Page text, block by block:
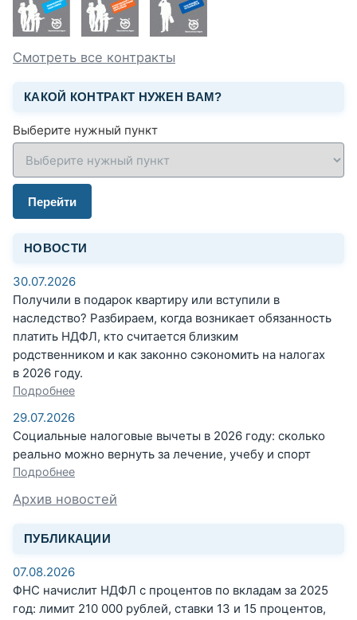
Смотреть все контракты
КАКОЙ КОНТРАКТ НУЖЕН ВАМ?
Выберите нужный пункт
Перейти
НОВОСТИ
30.07.2026
Получили в подарок квартиру или вступили в
наследство? Разбираем, когда возникает обязанность
платить НДФЛ, кто считается близким
родственником и как законно сэкономить на налогах
в 2026 году.
Подробнее
29.07.2026
Социальные налоговые вычеты в 2026 году: сколько
реально можно вернуть за лечение, учебу и спорт
Подробнее
Архив новостей
ПУБЛИКАЦИИ
07.08.2026
ФНС начислит НДФЛ с процентов по вкладам за 2025
год: лимит 210 000 рублей, ставки 13 и 15 процентов,